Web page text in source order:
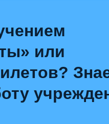
или